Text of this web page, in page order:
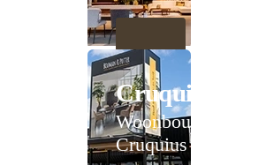
Cruquius
Woonboulevard
Cruquius